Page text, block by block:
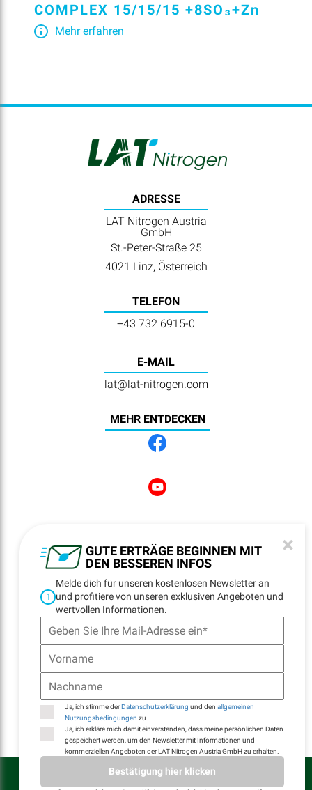
GUTE ERTRÄGE BEGINNEN MIT
DEN BESSEREN INFOS
×
1
Melde dich für unseren kostenlosen Newsletter an
und profitiere von unseren exklusiven Angeboten und
wertvollen Informationen.
Ja, ich stimme derDatenschutzerklärung und den allgemeinen
Nutzungsbedingungen zu.
Ja, ich erkläre mich damit einverstanden, dass meine persönlichen Daten
gespeichert werden, um den Newsletter mit Informationen und
kommerziellen Angeboten der LAT Nitrogen Austria GmbH zu erhalten.
Bestätigung hier klicken
COMPLEX 15/15/15 +8SO₃+Zn
Mehr erfahren
ADRESSE
LAT Nitrogen Austria
GmbH
St.-Peter-Straße 25
4021 Linz, Österreich
TELEFON
+43 732 6915-0
E-MAIL
lat@lat-nitrogen.com
MEHR ENTDECKEN
REGISTRATION
NAVIGATION
Startseite
Standorte
E-Billing
LAT Nitrogen Austria GmbH © Alle Rechte vorbehalten